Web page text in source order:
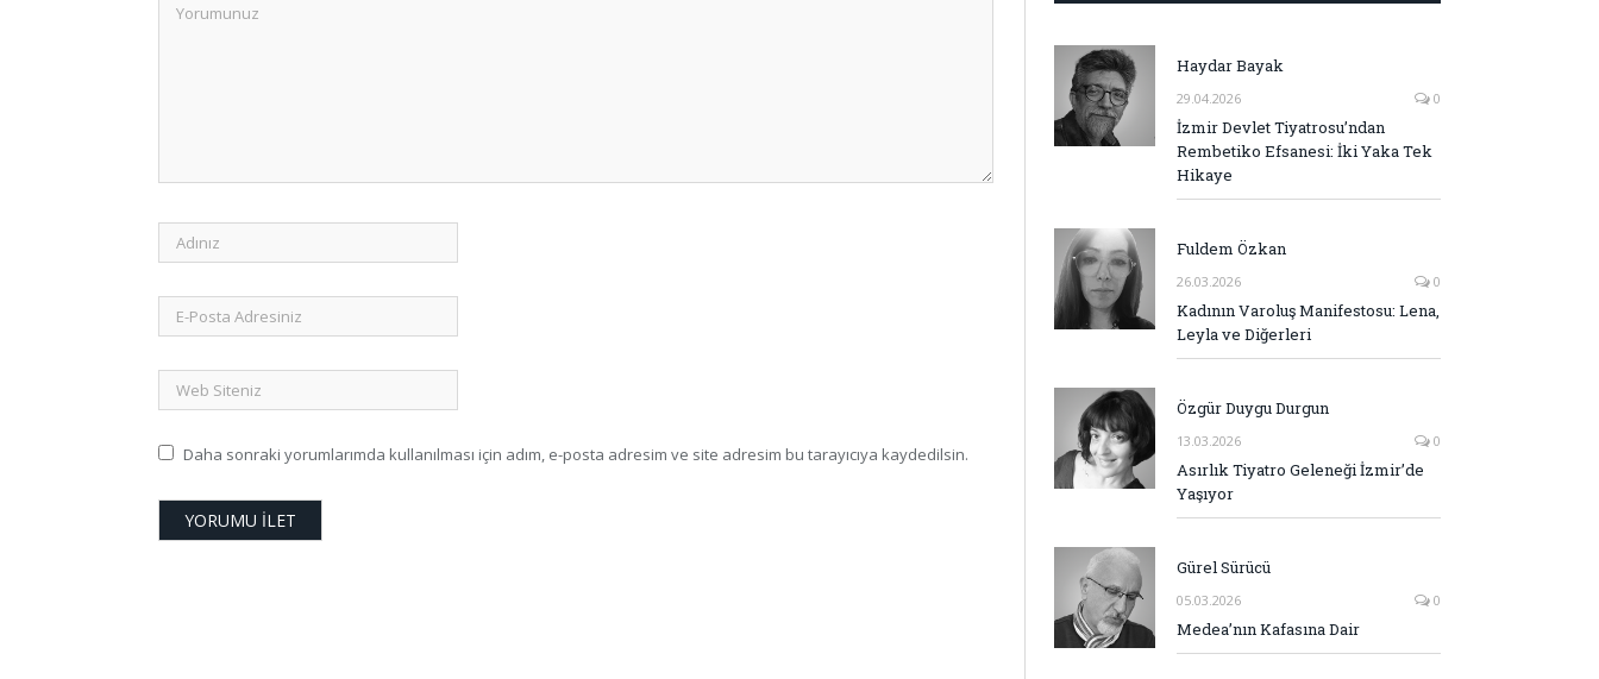
Daha sonraki yorumlarımda kullanılması için adım, e-posta adresim ve site adresim bu tarayıcıya kaydedilsin.
Haydar Bayak
29.04.2026 0
İzmir Devlet Tiyatrosu’ndan
Rembetiko Efsanesi: İki Yaka Tek
Hikaye
Fuldem Özkan
26.03.2026 0
Kadının Varoluş Manifestosu: Lena,
Leyla ve Diğerleri
Özgür Duygu Durgun
13.03.2026 0
Asırlık Tiyatro Geleneği İzmir’de
Yaşıyor
Gürel Sürücü
05.03.2026 0
Medea’nın Kafasına Dair